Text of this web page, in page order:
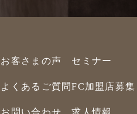
お客さまの声
よくあるご質問
お問い合わせ
セミナー
FC加盟店募集
求人情報